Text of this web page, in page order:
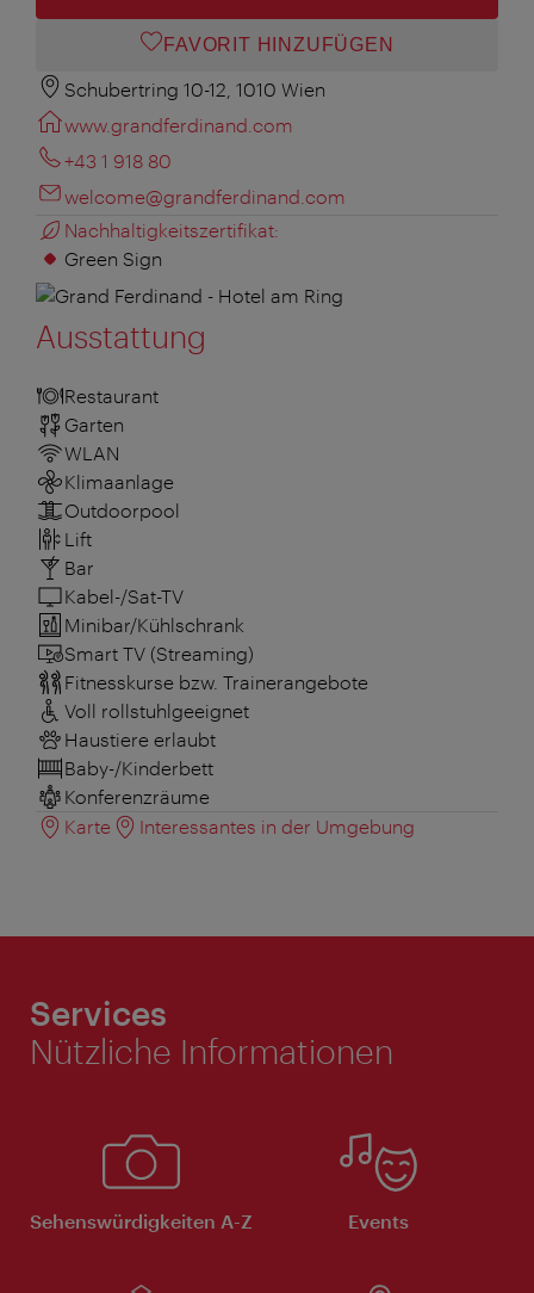
FAVORIT HINZUFÜGEN
Schubertring 10-12, 1010 Wien
www.grandferdinand.com
+43 1 918 80
welcome@grandferdinand.com
Nachhaltigkeitszertifikat:
Green Sign
Ausstattung
Restaurant
Garten
WLAN
Klimaanlage
Outdoorpool
Lift
Bar
Kabel-/Sat-TV
Minibar/Kühlschrank
Smart TV (Streaming)
Fitnesskurse bzw. Trainerangebote
Voll rollstuhlgeeignet
Haustiere erlaubt
Baby-/Kinderbett
Konferenzräume
Karte
Interessantes in der Umgebung
Services
Nützliche Informationen
Sehenswürdigkeiten A-Z Events